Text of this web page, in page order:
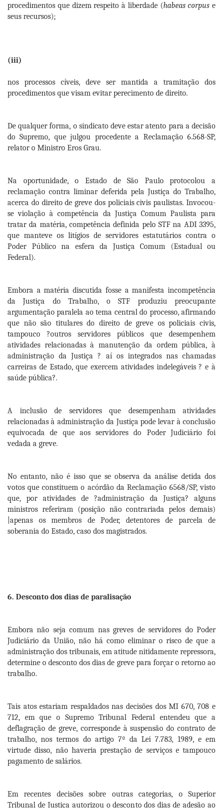
procedimentos que dizem respeito à liberdade (habeas corpus e
seus recursos);
(iii)
nos processos cíveis, deve ser mantida a tramitação dos
procedimentos que visam evitar perecimento de direito.
De qualquer forma, o sindicato deve estar atento para a decisão
do Supremo, que julgou procedente a Reclamação 6.568-SP,
relator o Ministro Eros Grau.
Na oportunidade, o Estado de São Paulo protocolou a
reclamação contra liminar deferida pela Justiça do Trabalho,
acerca do direito de greve dos policiais civis paulistas. Invocou-
se violação à competência da Justiça Comum Paulista para
tratar da matéria, competência definida pelo STF na ADI 3395,
que manteve os litígios de servidores estatutários contra o
Poder Público na esfera da Justiça Comum (Estadual ou
Federal).
Embora a matéria discutida fosse a manifesta incompetência
da Justiça do Trabalho, o STF produziu preocupante
argumentação paralela ao tema central do processo, afirmando
que não são titulares do direito de greve os policiais civis,
tampouco ?outros servidores públicos que desempenhem
atividades relacionadas à manutenção da ordem pública, à
administração da Justiça ? aí os integrados nas chamadas
carreiras de Estado, que exercem atividades indelegáveis ? e à
saúde pública?.
A inclusão de servidores que desempenham atividades
relacionadas à administração da Justiça pode levar à conclusão
equivocada de que aos servidores do Poder Judiciário foi
vedada a greve.
No entanto, não é isso que se observa da análise detida dos
votos que constituem o acórdão da Reclamação 6568/SP, visto
que, por atividades de ?administração da Justiça? alguns
ministros referiram (posição não contrariada pelos demais)
|apenas os membros de Poder, detentores de parcela de
soberania do Estado, caso dos magistrados.
6. Desconto dos dias de paralisação
Embora não seja comum nas greves de servidores do Poder
Judiciário da União, não há como eliminar o risco de que a
administração dos tribunais, em atitude nitidamente repressora,
determine o desconto dos dias de greve para forçar o retorno ao
trabalho.
Tais atos estariam respaldados nas decisões dos MI 670, 708 e
712, em que o Supremo Tribunal Federal entendeu que a
deflagração de greve, corresponde à suspensão do contrato de
trabalho, nos termos do artigo 7º da Lei 7.783, 1989, e em
virtude disso, não haveria prestação de serviços e tampouco
pagamento de salários.
Em recentes decisões sobre outras categorias, o Superior
Tribunal de Justiça autorizou o desconto dos dias de adesão ao